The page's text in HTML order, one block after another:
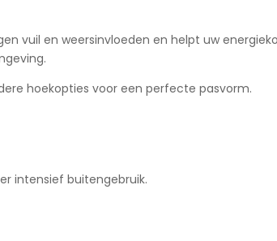
vuil en weersinvloeden en helpt uw
hoekopties voor een perfecte pasvorm.
intensief buitengebruik.